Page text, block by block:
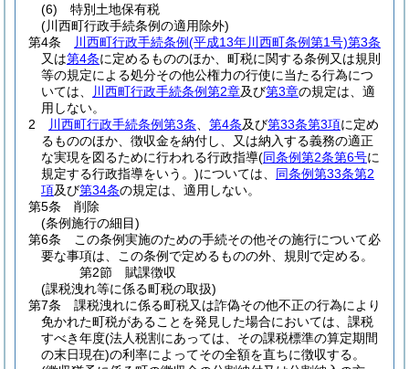
(6)
特別土地保有税
(川西町行政手続条例の適用除外)
第4条
川西町行政手続条例(平成13年川西町条例第1号)第3条
又は第4条に定めるもののほか、町税に関する条例又は規則
等の規定による処分その他公権力の行使に当たる行為につ
いては、
川西町行政手続条例第2章及び第3章の規定は、適
用しない。
2
川西町行政手続条例第3条 第4条及び第33条第3項に定め
るもののほか、徴収金を納付し、又は納入する義務の適正
な実現を図るために行われる行政指導(同条例第2条第6号に
規定する行政指導をいう。)については、 同条例第33条第2
項及び第34条の規定は、適用しない。
第5条
削除
(条例施行の細目)
第6条
この条例実施のための手続その他その施行について必
要な事項は、この条例で定めるものの外、規則で定める。
第2節
賦課徴収
(課税洩れ等に係る町税の取扱)
第7条
課税洩れに係る町税又は詐偽その他不正の行為により
免かれた町税があることを発見した場合においては、課税
すべき年度(法人税割にあっては、その課税標準の算定期間
の末日現在)の利率によってその全額を直ちに徴収する。